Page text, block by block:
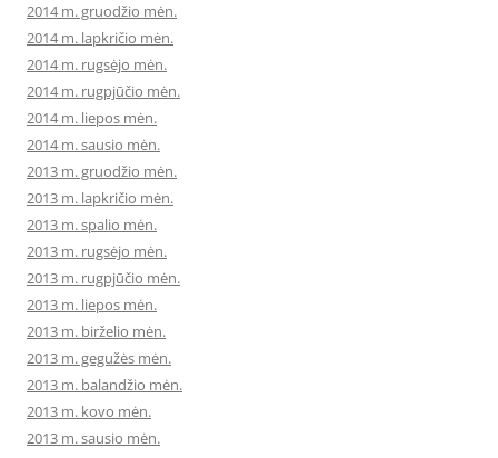
2014 m. gruodžio mėn.
2014 m. lapkričio mėn.
2014 m. rugsėjo mėn.
2014 m. rugpjūčio mėn.
2014 m. liepos mėn.
2014 m. sausio mėn.
2013 m. gruodžio mėn.
2013 m. lapkričio mėn.
2013 m. spalio mėn.
2013 m. rugsėjo mėn.
2013 m. rugpjūčio mėn.
2013 m. liepos mėn.
2013 m. birželio mėn.
2013 m. gegužės mėn.
2013 m. balandžio mėn.
2013 m. kovo mėn.
2013 m. sausio mėn.